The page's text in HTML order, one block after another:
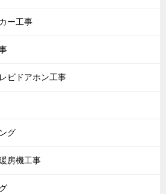
ー工事
ビドアホン工事
グ
房機工事